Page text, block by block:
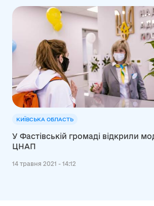
КИЇВСЬКА ОБЛАСТЬ
У Фастівській громаді відкрили
ЦНАП
14 травня 2021 - 14:12